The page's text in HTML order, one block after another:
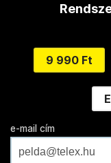
9 990 Ft
e-mail cím